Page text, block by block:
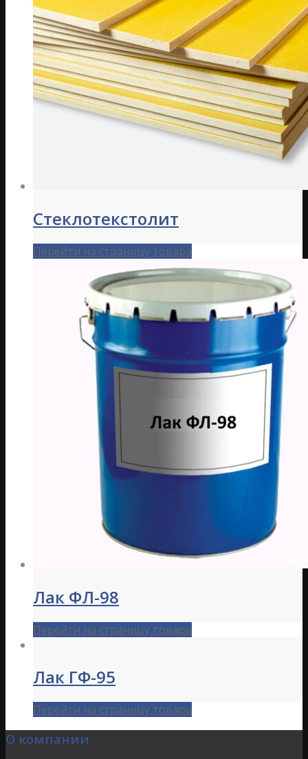
Стеклотекстолит
Перейти на страницу товара
Лак ФЛ-98
Перейти на страницу товара
Лак ГФ-95
Перейти на страницу товара
О компании